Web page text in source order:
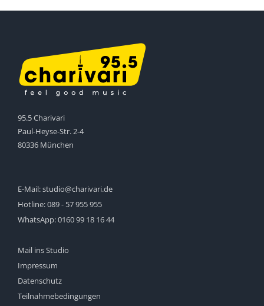
95.5 Charivari
Paul-Heyse-Str. 2-4
80336 München
E-Mail:studio@charivari.de
Hotline:089 - 57 955 955
WhatsApp:0160 99 18 16 44
Mail ins Studio
Impressum
Datenschutz
Teilnahmebedingungen